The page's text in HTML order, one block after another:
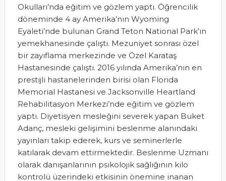
Okulları’nda eğitim ve gözlem yaptı. Öğrencilik
döneminde 4 ay Amerika’nın Wyoming
Eyaleti’nde bulunan Grand Teton National Park’ın
yemekhanesinde çalıştı. Mezuniyet sonrası özel
bir zayıflama merkezinde ve Özel Karataş
Hastanesinde çalıştı. 2016 yılında Amerika’nın en
prestijli hastanelerinden birisi olan Florida
Memorial Hastanesi ve Jacksonville Heartland
Rehabilitasyon Merkezi’nde eğitim ve gözlem
yaptı. Diyetisyen mesleğini severek yapan Buket
Adanç, mesleki gelişimini beslenme alanındaki
yayınları takip ederek, kurs ve seminerlerle
katılarak devam ettirmektedir. Beslenme Uzmanı
olarak danışanlarının psikolojik sağlığının kilo
kontrolü üzerindeki etkisinin önemine inanan